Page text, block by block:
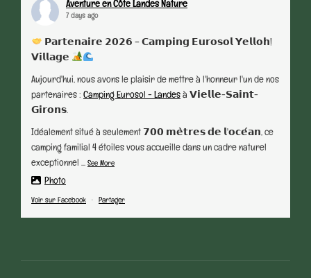
Aventure en Côte Landes Nature
7 days ago
𝗣𝗮𝗿𝘁𝗲𝗻𝗮𝗶𝗿𝗲 𝟮𝟬𝟮𝟲 – 𝗖𝗮𝗺𝗽𝗶𝗻𝗴 𝗘𝘂𝗿𝗼𝘀𝗼𝗹 𝗬𝗲𝗹𝗹𝗼𝗵!
𝗩𝗶𝗹𝗹𝗮𝗴𝗲
Aujourd'hui, nous avons le plaisir de mettre à l'honneur l'un de nos
partenaires : Camping Eurosol - Landes à 𝗩𝗶𝗲𝗹𝗹𝗲-𝗦𝗮𝗶𝗻𝘁-
𝗚𝗶𝗿𝗼𝗻𝘀.
Idéalement situé à seulement 𝟳𝟬𝟬 𝗺𝗲̀𝘁𝗿𝗲𝘀 𝗱𝗲 𝗹'𝗼𝗰𝗲́𝗮𝗻, ce
camping familial 4 étoiles vous accueille dans un cadre naturel
exceptionnel ... See More
Photo
Voir sur Facebook · Partager